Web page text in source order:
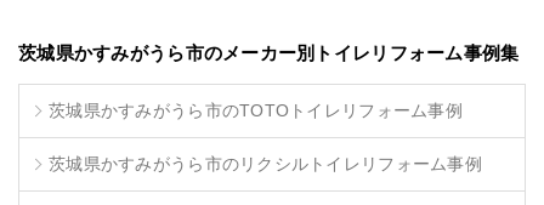
茨城県かすみがうら市のメーカー別トイレリフォーム事例集
茨城県かすみがうら市のTOTOトイレリフォーム事例
茨城県かすみがうら市のリクシルトイレリフォーム事例